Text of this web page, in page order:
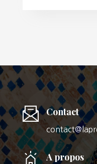
Contact
A propos